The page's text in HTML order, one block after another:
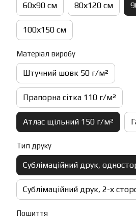
60х90 см 80х120 см
100х150 см
Матеріал виробу
Штучний шовк 50 г/м²
Прапорна сітка 110 г/м²
Атлас щільний 150 г/м²
Тип друку
Сублімаційний друк,
Сублімаційний друк, 2-х
Пошиття